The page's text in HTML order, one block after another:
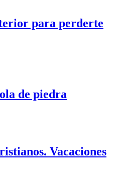
para perderte
de piedra
Vacaciones